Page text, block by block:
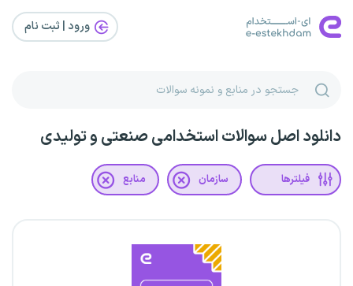
ورود | ثبت‌ نام
دانلود اصل سوالات استخدامی صنعتی و تولیدی
فیلترها سازمان منابع